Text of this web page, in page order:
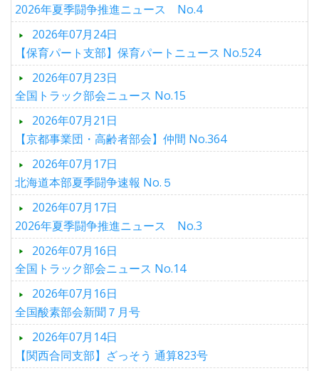
2026年夏季闘争推進ニュース No.4
2026年07月24日
【保育パート支部】保育パートニュース No.524
2026年07月23日
全国トラック部会ニュース No.15
2026年07月21日
【京都事業団・高齢者部会】仲間 No.364
2026年07月17日
北海道本部夏季闘争速報 No.５
2026年07月17日
2026年夏季闘争推進ニュース No.3
2026年07月16日
全国トラック部会ニュース No.14
2026年07月16日
全国酸素部会新聞７月号
2026年07月14日
【関西合同支部】ざっそう 通算823号